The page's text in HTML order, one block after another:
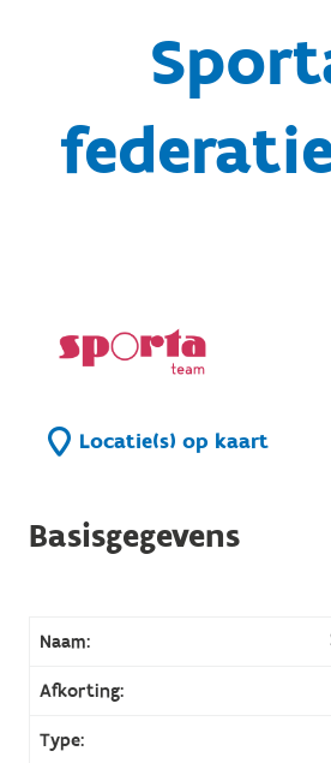
Locatie(s) op kaart
Basisgegevens
Naam:
Afkorting:
Type: